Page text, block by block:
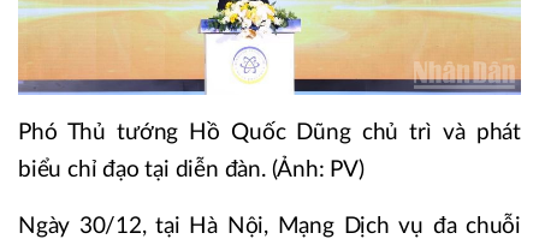
Phó Thủ tướng Hồ Quốc Dũng chủ trì và phát
biểu chỉ đạo tại diễn đàn. (Ảnh: PV)
Ngày 30/12, tại Hà Nội, Mạng Dịch vụ đa chuỗi